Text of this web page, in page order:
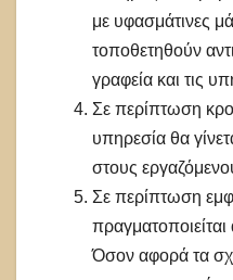
με υφασμάτινες
τοποθετηθούν
γραφεία και τις
Σε περίπτωση
υπηρεσία θα
στους
Σε περίπτωση
Όσον αφορά τα